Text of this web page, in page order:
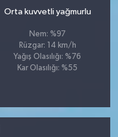
Orta kuvvetli yağmurlu
Nem: %97
Rüzgar: 14 km/h
Yağış Olasılığı: %76
Kar Olasılığı: %55